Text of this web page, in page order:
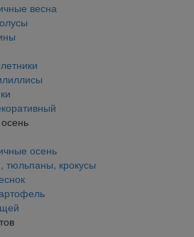
весна
осень
тюльпаны, крокусы